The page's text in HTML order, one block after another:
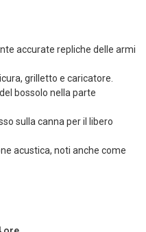
accurate repliche delle armi
grilletto e caricatore.
bossolo nella parte
sulla canna per il libero
acustica, noti anche come